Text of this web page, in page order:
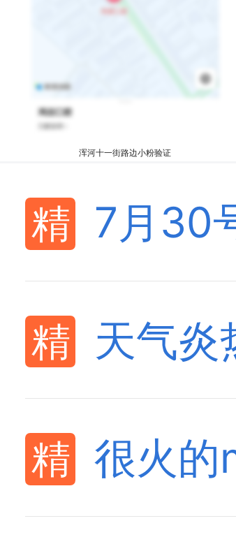
浑河十一街路边小粉验证
7月30
天气炎
很火的